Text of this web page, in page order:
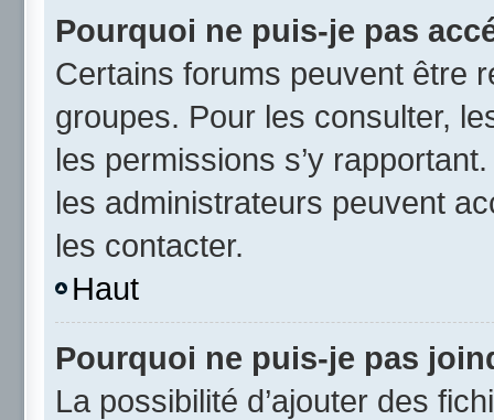
Pourquoi ne puis-je pas
Certains forums peuvent être
groupes. Pour les consulter,
les permissions s’y
les administrateurs peuvent
les contacter.
Haut
Pourquoi ne puis-je pas
La possibilité d’ajouter des